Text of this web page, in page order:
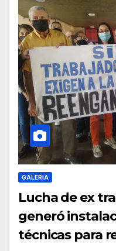
GALERIA
Lucha de ex
generó
técnicas para